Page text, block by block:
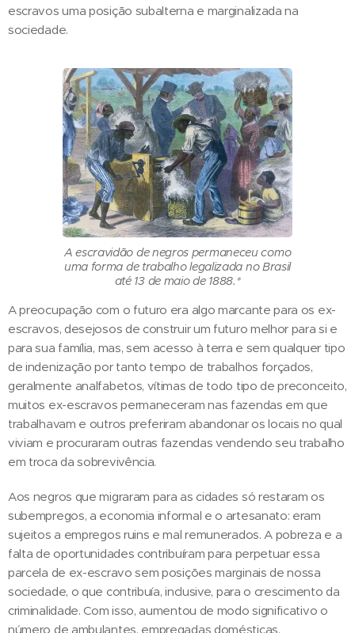
escravos uma posição subalterna e marginalizada na
sociedade.
A escravidão de negros permaneceu como
uma forma de trabalho legalizada no Brasil
até 13 de maio de 1888.*
A preocupação com o futuro era algo marcante para os ex-
escravos, desejosos de construir um futuro melhor para si e
para sua família, mas, sem acesso à terra e sem qualquer tipo
de indenização por tanto tempo de trabalhos forçados,
geralmente analfabetos, vítimas de todo tipo de preconceito,
muitos ex-escravos permaneceram nas fazendas em que
trabalhavam e outros preferiram abandonar os locais no qual
viviam e procuraram outras fazendas vendendo seu trabalho
em troca da sobrevivência.
Aos negros que migraram para as cidades só restaram os
subempregos, a economia informal e o artesanato: eram
sujeitos a empregos ruins e mal remunerados. A pobreza e a
falta de oportunidades contribuíram para perpetuar essa
parcela de ex-escravo sem posições marginais de nossa
sociedade, o que contribuía, inclusive, para o crescimento da
criminalidade. Com isso, aumentou de modo significativo o
número de ambulantes, empregadas domésticas,